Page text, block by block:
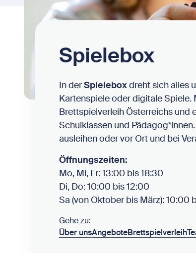
Spielebox
In derSpieleboxdreht sich alles
Kartenspiele oder digitale
Brettspielverleih Österreichs und
Schulklassen und
ausleihen oder vor Ort und bei
Öffnungszeiten:
Mo, Mi, Fr: 13:00 bis 18:30
Di, Do: 10:00 bis 12:00
Sa (von Oktober bis März): 10:00
Gehe zu:
Über unsAngeboteBrettspielverleih